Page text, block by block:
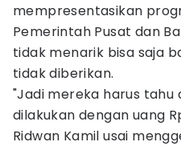
mempresentasikan
Pemerintah Pusat dan
tidak menarik bisa saja
tidak diberikan.
"Jadi mereka harus tahu
dilakukan dengan uang
Ridwan Kamil usai